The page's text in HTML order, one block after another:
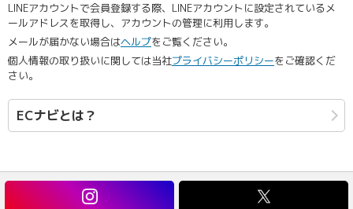
LINEアカウントで会員登録する際、LINEアカウントに設定されているメ
ールアドレスを取得し、アカウントの管理に利用します。
メールが届かない場合はヘルプをご覧ください。
個人情報の取り扱いに関しては当社プライバシーポリシーをご確認くだ
さい。
ECナビとは？